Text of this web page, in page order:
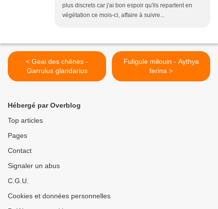
plus discrets car j'ai bon espoir qu'ils repartent en
végétation ce mois-ci, affaire à suivre...
< Geai des chênes -
Garrulus glandarius
Fuligule milouin - Aythya
ferina >
Hébergé par Overblog
Top articles
Pages
Contact
Signaler un abus
C.G.U.
Cookies et données personnelles